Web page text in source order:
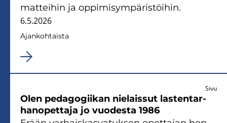
mat­tei­hin ja op­pi­mi­sym­pä­ris­töi­hin.
6.5.2026
Ajan­koh­tais­ta
Sivu
Olen pe­da­go­gii­kan nie­lais­sut las­ten­tar­
han­opet­ta­ja jo vuo­des­ta 1986